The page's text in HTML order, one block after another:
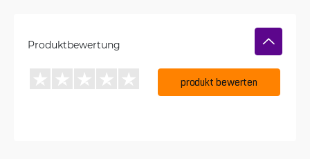
Produktbewertung
produkt bewerten